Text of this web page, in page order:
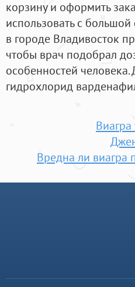
корзину и оформить
использовать с
в городе Владивосток
чтобы врач подобрал
особенностей
гидрохлорид
Вредна ли виагра